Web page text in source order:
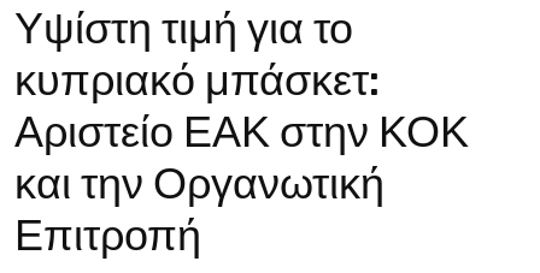
Υψίστη τιμή για το
κυπριακό μπάσκετ:
Αριστείο ΕΑΚ στην ΚΟΚ
και την Οργανωτική
Επιτροπή